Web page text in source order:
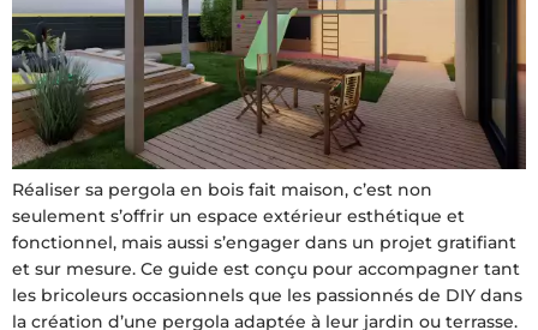
Réaliser sa pergola en bois fait maison, c’est non
seulement s’offrir un espace extérieur esthétique et
fonctionnel, mais aussi s’engager dans un projet gratifiant
et sur mesure. Ce guide est conçu pour accompagner tant
les bricoleurs occasionnels que les passionnés de DIY dans
la création d’une pergola adaptée à leur jardin ou terrasse.